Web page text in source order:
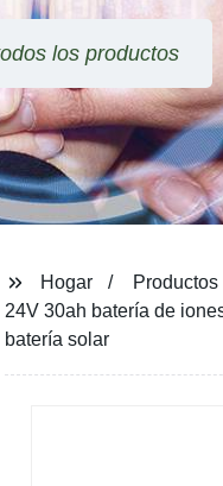
Ver
Hogar
Productos
24V 30ah batería de
batería solar